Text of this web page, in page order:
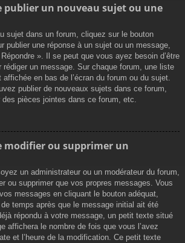
publier un nouveau sujet ou une
sujet dans un forum, cliquez sur le bouton
publier une réponse à un sujet ou un message,
». Il se peut que vous ayez besoin d’être
rédiger un message. Sur chaque forum, une liste
en bas de l’écran du forum ou du sujet.
publier de nouveaux sujets dans ce forum,
pièces jointes dans ce forum, etc.
modifier ou supprimer un
un administrateur ou un modérateur du forum,
ou supprimer que vos propres messages. Vous
messages en cliquant le bouton adéquat,
temps après que le message initial ait été
répondu à votre message, un petit texte situé
affichera le nombre de fois que vous l’avez
et l’heure de la modification. Ce petit texte